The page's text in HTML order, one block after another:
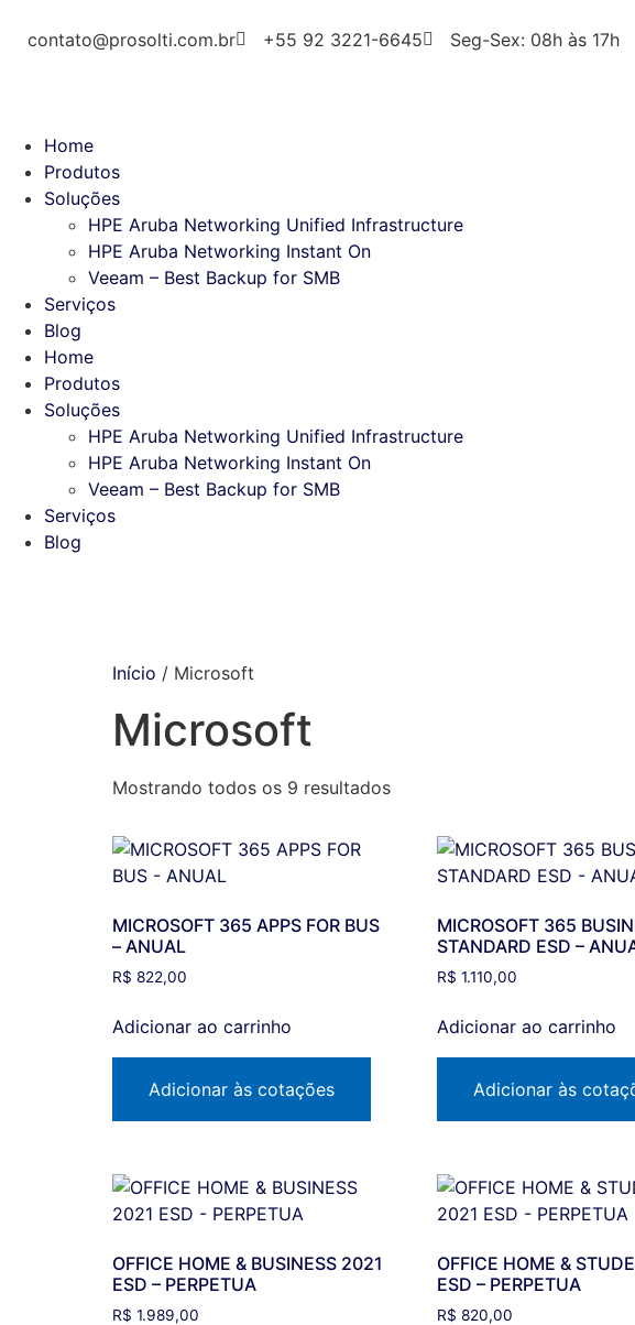
contato@prosolti.com.br +55 92 3221-6645 Seg-Sex: 08h às 17h
Home
Produtos
Soluções
HPE Aruba Networking Unified Infrastructure
HPE Aruba Networking Instant On
Veeam – Best Backup for SMB
Serviços
Blog
Home
Produtos
Soluções
HPE Aruba Networking Unified Infrastructure
HPE Aruba Networking Instant On
Veeam – Best Backup for SMB
Serviços
Blog
Início / Microsoft
Microsoft
Mostrando todos os 9 resultados
MICROSOFT 365 APPS FOR BUS
– ANUAL
R$ 822,00
Adicionar ao carrinho
Adicionar às cotações
MICROSOFT 365
STANDARD ESD –
R$ 1.110,00
Adicionar ao carrinho
Adicionar às
OFFICE HOME & BUSINESS 2021
ESD – PERPETUA
R$ 1.989,00
OFFICE HOME &
ESD – PERPETUA
R$ 820,00